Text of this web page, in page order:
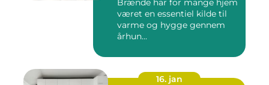
Brænde har for mange hjem
været en essentiel kilde til
varme og hygge gennem
århun...
16. jan